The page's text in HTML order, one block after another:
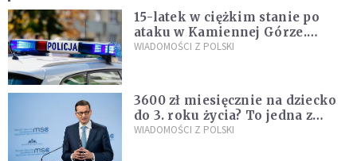
15-latek w ciężkim stanie po
ataku w Kamiennej Górze.
Policja zatrzymała dwóch
WIADOMOŚCI Z POLSKI
3600 zł miesięcznie na dziecko
do 3. roku życia? To jedna z
propozycji programu "Rozwój
WIADOMOŚCI Z POLSKI